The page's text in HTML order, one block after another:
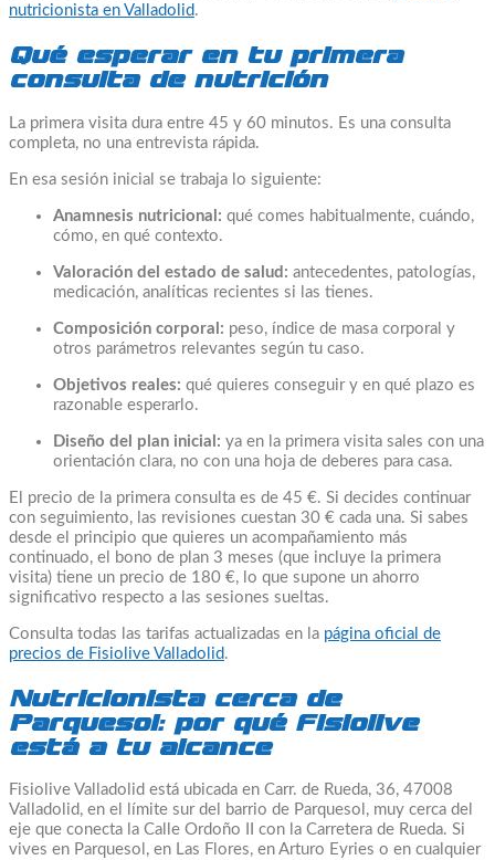
nutricionista en Valladolid .
Qué esperar en tu primera
consulta de nutrición
La primera visita dura entre 45 y 60 minutos. Es una consulta
completa, no una entrevista rápida.
En esa sesión inicial se trabaja lo siguiente:
Anamnesis nutricional: qué comes habitualmente, cuándo,
cómo, en qué contexto.
Valoración del estado de salud: antecedentes, patologías,
medicación, analíticas recientes si las tienes.
Composición corporal: peso, índice de masa corporal y
otros parámetros relevantes según tu caso.
Objetivos reales: qué quieres conseguir y en qué plazo es
razonable esperarlo.
Diseño del plan inicial: ya en la primera visita sales con una
orientación clara, no con una hoja de deberes para casa.
El precio de la primera consulta es de 45 €. Si decides continuar
con seguimiento, las revisiones cuestan 30 € cada una. Si sabes
desde el principio que quieres un acompañamiento más
continuado, el bono de plan 3 meses (que incluye la primera
visita) tiene un precio de 180 €, lo que supone un ahorro
significativo respecto a las sesiones sueltas.
Consulta todas las tarifas actualizadas en la página oficial de
precios de Fisiolive Valladolid .
Nutricionista cerca de
Parquesol: por qué Fisiolive
está a tu alcance
Fisiolive Valladolid está ubicada en Carr. de Rueda, 36, 47008
Valladolid, en el límite sur del barrio de Parquesol, muy cerca del
eje que conecta la Calle Ordoño II con la Carretera de Rueda. Si
vives en Parquesol, en Las Flores, en Arturo Eyries o en cualquier